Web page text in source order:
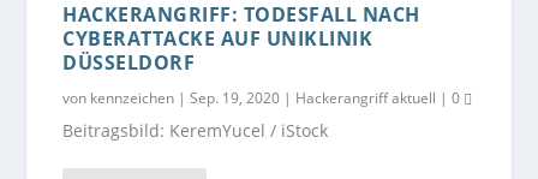
HACKERANGRIFF: TODESFALL NACH
CYBERATTACKE AUF UNIKLINIK
DÜSSELDORF
von kennzeichen |Sep. 19, 2020 | Hackerangriff aktuell |0
Beitragsbild: KeremYucel / iStock